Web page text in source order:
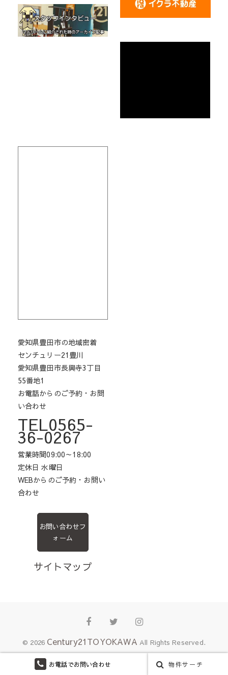
お電話でお問い合わせ 物件サーチ
愛知県豊田市の地域密着
センチュリー21豊川
愛知県豊田市長興寺3丁目
55番地1
お電話からのご予約・お問
い合わせ
TEL0565-
36-0267
営業時間09:00～18:00
定休日 水曜日
WEBからのご予約・お問い
合わせ
お問い合わせフ
ォーム
サイトマップ
FacebookTwitterInstagram
© 2026 Century21TOYOKAWA All Rights Reserved.